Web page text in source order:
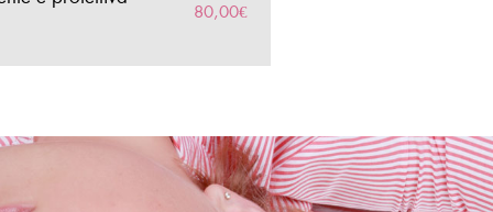
80,00€